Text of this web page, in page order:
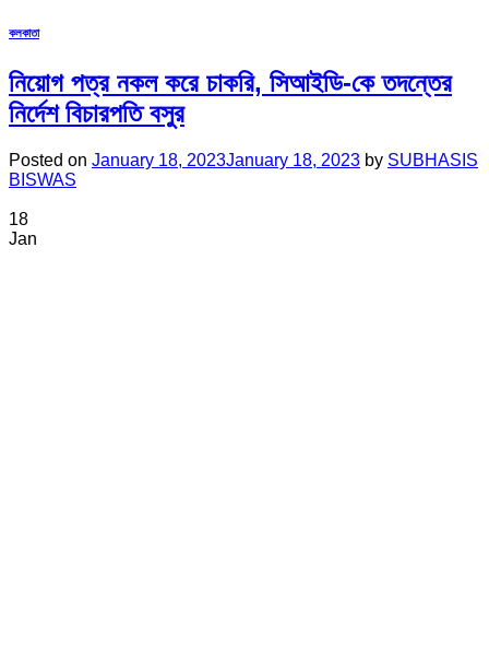
কলকাতা
নিয়োগ পত্র নকল করে চাকরি, সিআইডি-কে তদন্তের
নির্দেশ বিচারপতি বসুর
Posted on January 18, 2023January 18, 2023 by SUBHASIS
BISWAS
18
Jan